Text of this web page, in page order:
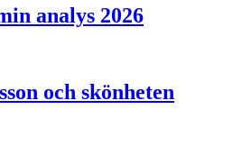
analys 2026
och skönheten